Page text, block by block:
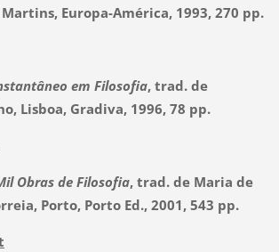
Europa-América, 1993, 270 pp.
em Filosofia, trad. de
Lisboa, Gradiva, 1996, 78 pp.
Obras de Filosofia, trad. de Maria de
Porto, Porto Ed., 2001, 543 pp.